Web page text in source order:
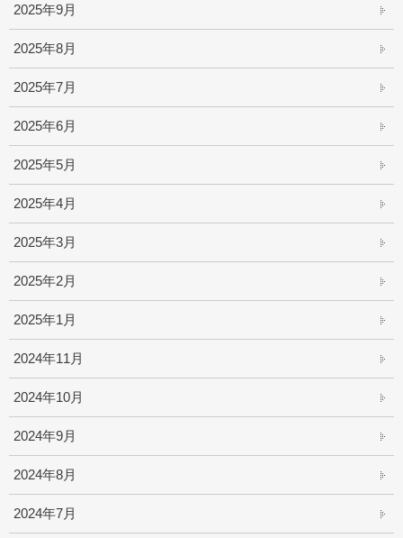
2025年9月
2025年8月
2025年7月
2025年6月
2025年5月
2025年4月
2025年3月
2025年2月
2025年1月
2024年11月
2024年10月
2024年9月
2024年8月
2024年7月